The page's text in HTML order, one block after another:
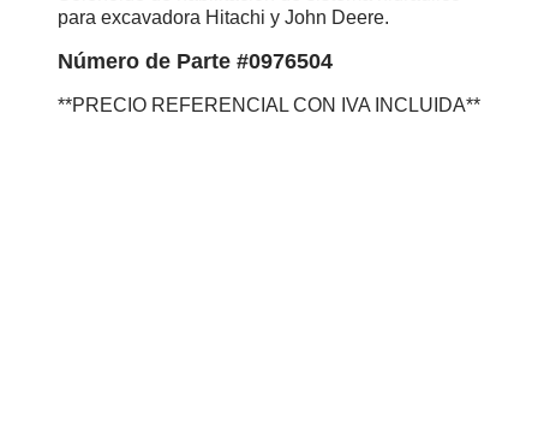
para excavadora Hitachi y John Deere.
Número de Parte #0976504
**PRECIO REFERENCIAL CON IVA INCLUIDA**